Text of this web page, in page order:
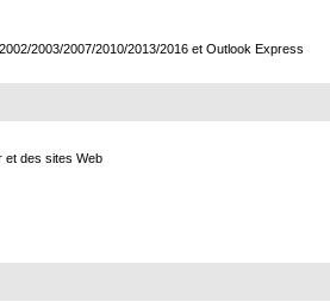
2003/2007/2010/2013/2016 et Outlook Express
et des sites Web